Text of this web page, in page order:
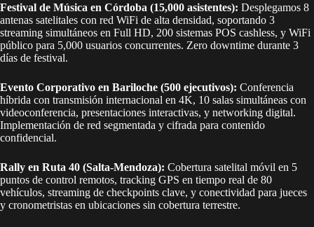
Festival de Música en Córdoba (15,000 asistentes): Desplegamos 8
antenas satelitales con red WiFi de alta densidad, soportando 3
streaming simultáneos en Full HD, 200 sistemas POS cashless, y WiFi
público para 5,000 usuarios concurrentes. Zero downtime durante 3
días de festival.
Evento Corporativo en Bariloche (500 ejecutivos): Conferencia
híbrida con transmisión internacional en 4K, 10 salas simultáneas con
videoconferencia, presentaciones interactivas, y networking digital.
Implementación de red segmentada y cifrada para contenido
confidencial.
Rally en Ruta 40 (Salta-Mendoza): Cobertura satelital móvil en 5
puntos de control remotos, tracking GPS en tiempo real de 80
vehículos, streaming de checkpoints clave, y conectividad para jueces
y cronometristas en ubicaciones sin cobertura terrestre.